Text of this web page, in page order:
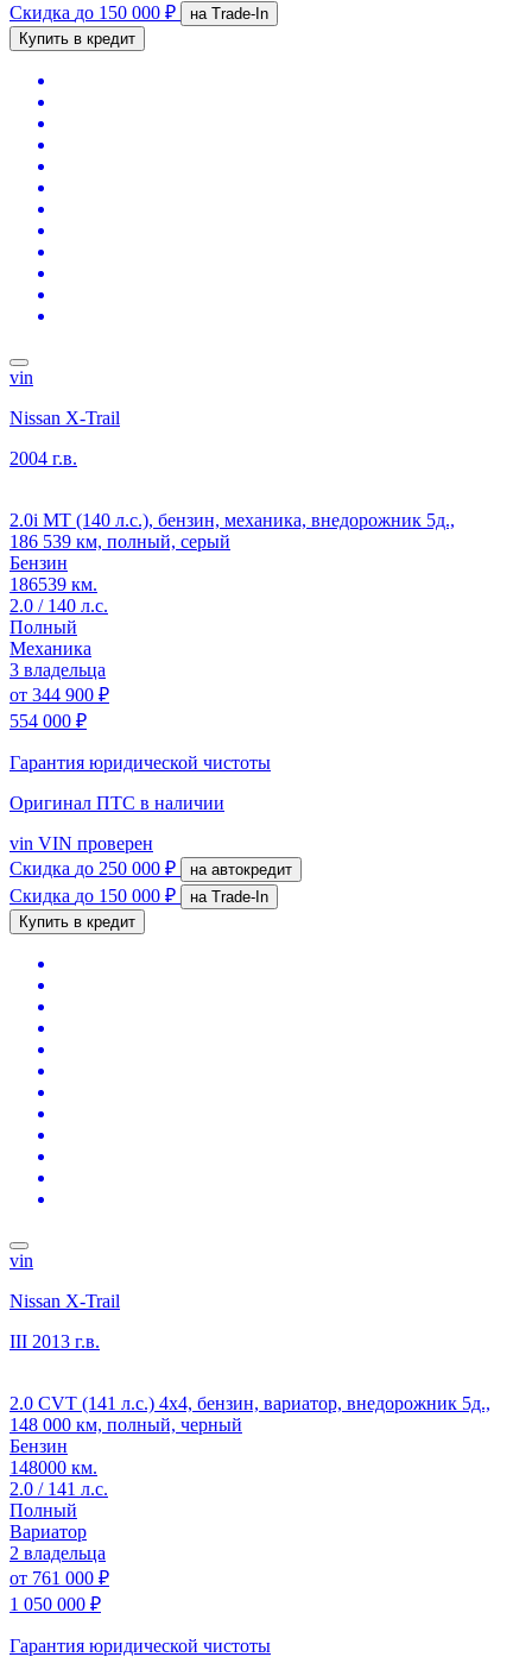
Скидка до 150 000 ₽
на Trade-In
Купить в кредит
vin
Nissan X-Trail
2004 г.в.
2.0i MT (140 л.с.), бензин, механика, внедорожник 5д.,
186 539 км, полный, серый
Бензин
186539 км.
2.0 / 140 л.с.
Полный
Механика
3 владельца
от 344 900 ₽
554 000 ₽
Гарантия юридической чистоты
Оригинал ПТС в наличии
vin VIN проверен
Скидка до 250 000 ₽ на автокредит
Скидка до 150 000 ₽
на Trade-In
Купить в кредит
vin
Nissan X-Trail
III 2013 г.в.
2.0 CVT (141 л.с.) 4x4, бензин, вариатор, внедорожник 5д.,
148 000 км, полный, черный
Бензин
148000 км.
2.0 / 141 л.с.
Полный
Вариатор
2 владельца
от 761 000 ₽
1 050 000 ₽
Гарантия юридической чистоты